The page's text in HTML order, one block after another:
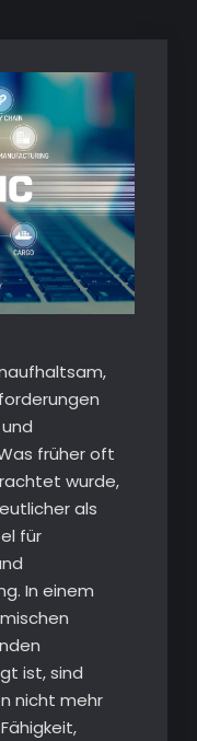
früher oft
wurde,
als
für
In einem
ist, sind
nicht mehr